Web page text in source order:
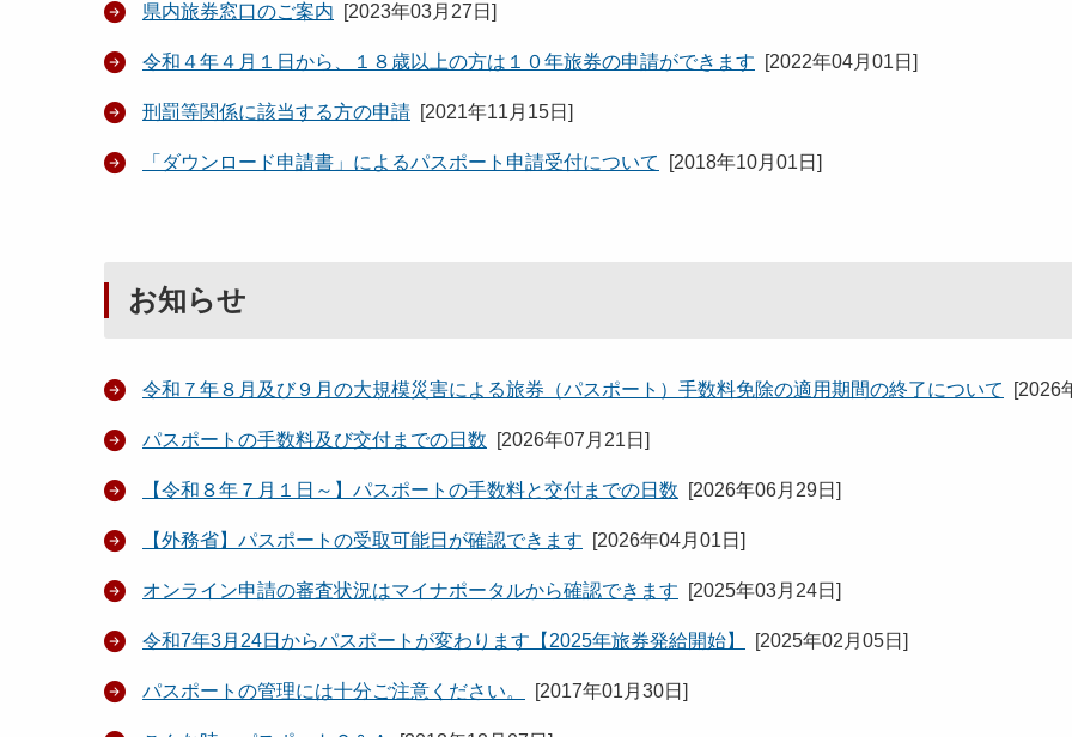
県内旅券窓口のご案内 [2023年03月27日 ]
令和４年４月１日から、１８歳以上の方は１０年旅券の申請ができます [2022年04月01日 ]
刑罰等関係に該当する方の申請 [2021年11月15日 ]
「ダウンロード申請書」によるパスポート申請受付について [2018年10月01日 ]
お知らせ
令和７年８月及び９月の大規模災害による旅券（パスポート）手数料免除の適用期間の終了について [2026
パスポートの手数料及び交付までの日数 [2026年07月21日 ]
【令和８年７月１日～】パスポートの手数料と交付までの日数 [2026年06月29日 ]
【外務省】パスポートの受取可能日が確認できます [2026年04月01日 ]
オンライン申請の審査状況はマイナポータルから確認できます [2025年03月24日 ]
令和7年3月24日からパスポートが変わります【2025年旅券発給開始】 [2025年02月05日 ]
パスポートの管理には十分ご注意ください。 [2017年01月30日 ]